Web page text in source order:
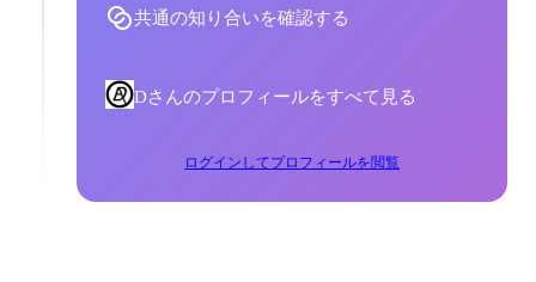
共通の知り合いを確認する
Dさんのプロフィールをすべて見る
ログインしてプロフィールを閲覧